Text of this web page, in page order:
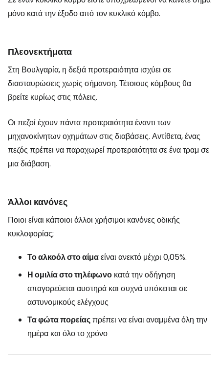
μόνο κατά την έξοδο από τον κυκλικό κόμβο.
Πλεονεκτήματα
Στη Βουλγαρία, η δεξιά προτεραιότητα ισχύει σε
διασταυρώσεις χωρίς σήμανση. Τέτοιους κόμβους θα
βρείτε κυρίως στις πόλεις.
Οι πεζοί έχουν πάντα προτεραιότητα έναντι των
μηχανοκίνητων οχημάτων στις διαβάσεις. Αντίθετα, ένας
πεζός πρέπει να παραχωρεί προτεραιότητα σε ένα τραμ σε
μια διάβαση.
Άλλοι κανόνες
Ποιοι είναι κάποιοι άλλοι χρήσιμοι κανόνες οδικής
κυκλοφορίας;
Το αλκοόλ στο αίμαείναι ανεκτό μέχρι 0,05%.
Η ομιλία στο τηλέφωνο κατά την οδήγηση
απαγορεύεται αυστηρά και συχνά υπόκειται σε
αστυνομικούς ελέγχους
Τα φώτα πορείαςπρέπει να είναι αναμμένα όλη την
ημέρα και όλο το χρόνο